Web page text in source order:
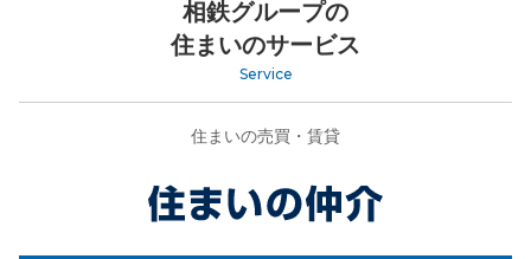
相鉄グループの
住まいのサービス
Service
住まいの売買・賃貸